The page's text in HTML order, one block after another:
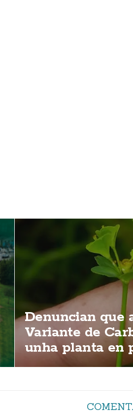
Denuncian que
Variante de
unha planta en
de extinción